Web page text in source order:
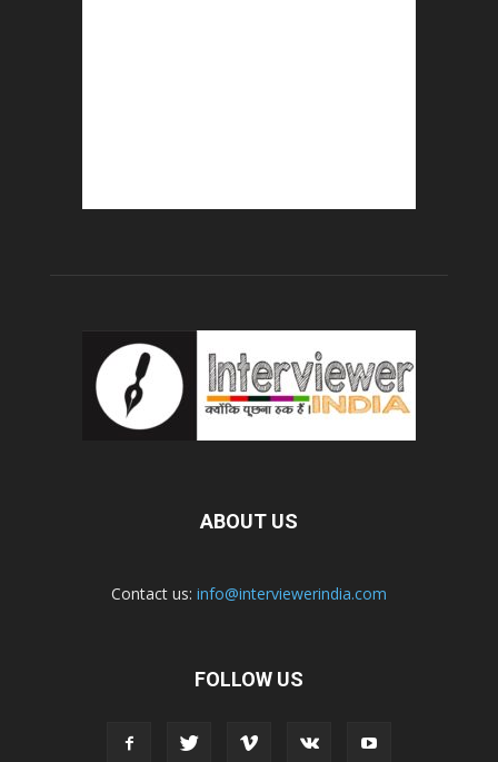
ABOUT US
Contact us: info@interviewerindia.com
FOLLOW US